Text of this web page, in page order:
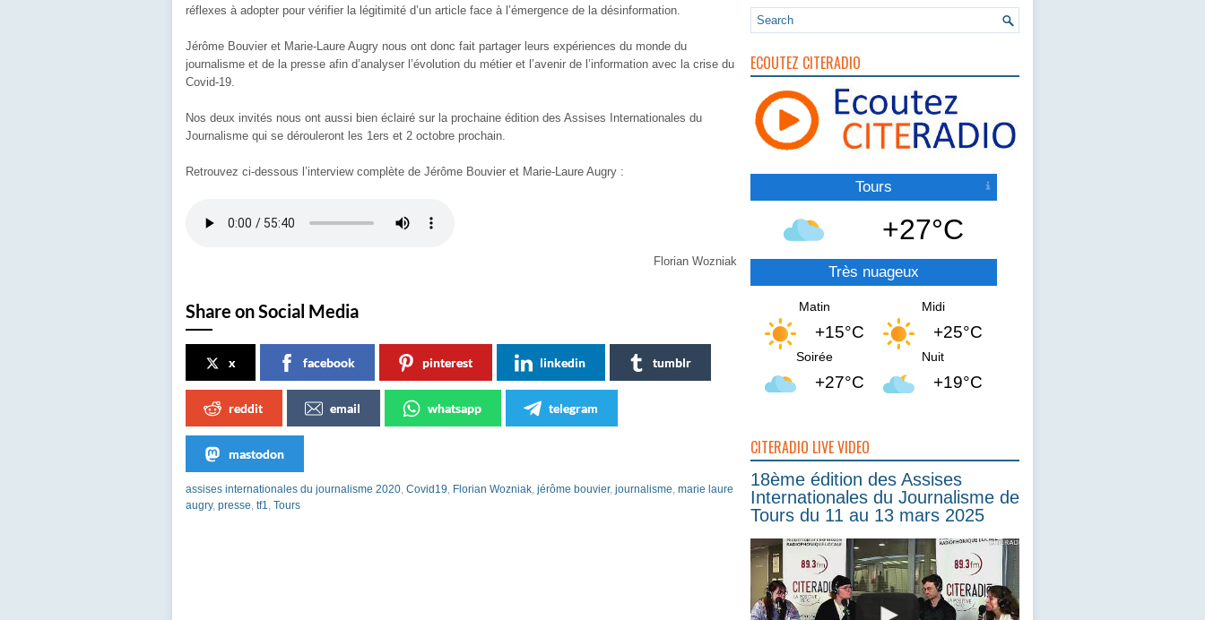
réflexes à adopter pour vérifier la légitimité d’un article face à l’émergence de la désinformation.
Jérôme Bouvier et Marie-Laure Augry nous ont donc fait partager leurs expériences du monde du
journalisme et de la presse afin d’analyser l’évolution du métier et l’avenir de l’information avec la crise du
Covid-19.
Nos deux invités nous ont aussi bien éclairé sur la prochaine édition des Assises Internationales du
Journalisme qui se dérouleront les 1ers et 2 octobre prochain.
Retrouvez ci-dessous l’interview complète de Jérôme Bouvier et Marie-Laure Augry :
Florian Wozniak
Share on Social Media
x facebook pinterest linkedin tumblr
reddit email whatsapp telegram
mastodon
assises internationales du journalisme 2020, Covid19, Florian Wozniak, jérôme bouvier, journalisme, marie laure
augry, presse, tf1, Tours
ECOUTEZ CITERADIO
Tours
+27°C
Très nuageux
Matin
+15°C
Midi
+25°C
Soirée
+27°C
Nuit
+19°C
CITERADIO LIVE VIDEO
18ème édition des Assises
Internationales du Journalisme de
Tours du 11 au 13 mars 2025